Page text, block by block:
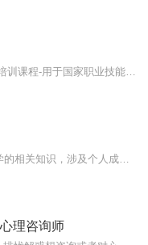
理咨询师